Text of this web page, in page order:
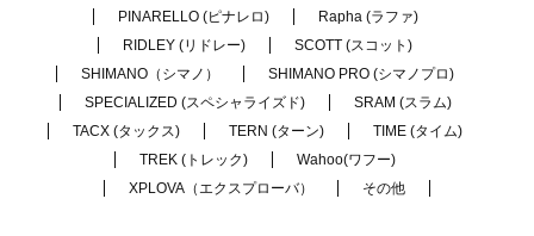
PINARELLO (ピナレロ)
Rapha (ラファ)
RIDLEY (リドレー)
SCOTT (スコット)
SHIMANO（シマノ）
SHIMANO PRO (シマノプロ)
SPECIALIZED (スペシャライズド)
SRAM (スラム)
TACX (タックス)
TERN (ターン)
TIME (タイム)
TREK (トレック)
Wahoo(ワフー)
XPLOVA（エクスプローバ）
その他